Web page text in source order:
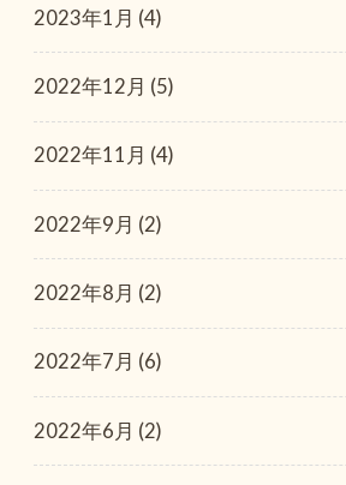
2023年1月 (4)
2022年12月 (5)
2022年11月 (4)
2022年9月 (2)
2022年8月 (2)
2022年7月 (6)
2022年6月 (2)